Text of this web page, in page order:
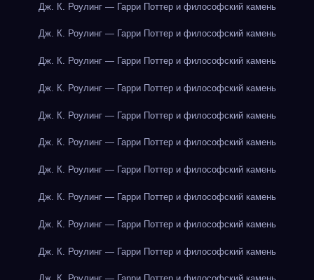
Дж. К. Роулинг — Гарри Поттер и философский камень
Дж. К. Роулинг — Гарри Поттер и философский камень
Дж. К. Роулинг — Гарри Поттер и философский камень
Дж. К. Роулинг — Гарри Поттер и философский камень
Дж. К. Роулинг — Гарри Поттер и философский камень
Дж. К. Роулинг — Гарри Поттер и философский камень
Дж. К. Роулинг — Гарри Поттер и философский камень
Дж. К. Роулинг — Гарри Поттер и философский камень
Дж. К. Роулинг — Гарри Поттер и философский камень
Дж. К. Роулинг — Гарри Поттер и философский камень